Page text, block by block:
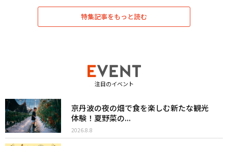
特集記事をもっと読む
注目のイベント
京丹波の夜の畑で食を楽しむ新たな観光
体験！夏野菜の...
2026.8.8